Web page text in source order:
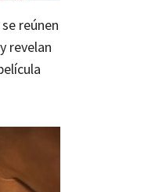
reúnen
revelan